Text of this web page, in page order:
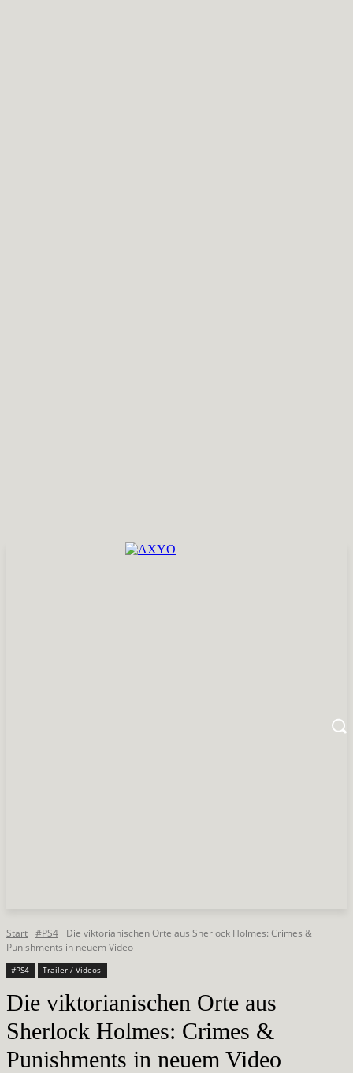
Start #PS4
Die viktorianischen Orte aus Sherlock Holmes: Crimes &
Punishments in neuem Video
#PS4 Trailer / Videos
Die viktorianischen Orte aus
Sherlock Holmes: Crimes &
Punishments in neuem Video